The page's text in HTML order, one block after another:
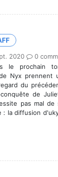
2020
0
le prochain
Nyx prennent
du
de
pas mal de
: la diffusion